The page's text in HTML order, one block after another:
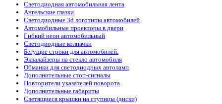
Светодиодная автомобильная лента
Ангельские глазки
Светодиодные 3d логотипы автомобилей
Автомобильные проекторы в двери
Гибкий неон автомобильный
Светодиодные колпачки
Бегущие строки для автомобилей.
Эквалайзеры на стекло автомобиля
Обманки для светодиодных автоламп
Дополнительные стоп-сигналы
Повторители указателей поворота
Дополнительные габариты
Светящиеся крышки на ступицы (диски)